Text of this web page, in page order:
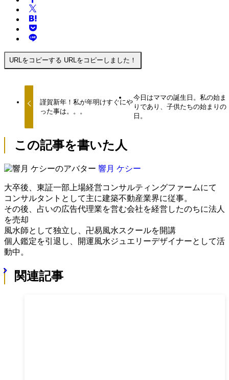
URLをコピーする URLをコピーしました！
謹賀新年！私が年明けすぐにや
った事は。。。
今日はママの誕生日。私の始ま
りであり、子供たちの始まりの
日。
この記事を書いた人
響月 ケシー
大卒後、東証一部上場経営コンサルティングファームにて
コンサルタントとして主に建築不動産業界に従事。
その後、占いの広告代理業を営む会社を経営したのちに法人
を売却
風水師として独立し、卍易風水スクールを開講
個人鑑定を引退し、開運風水ジュエリーデザイナーとして活
動中。
関連記事